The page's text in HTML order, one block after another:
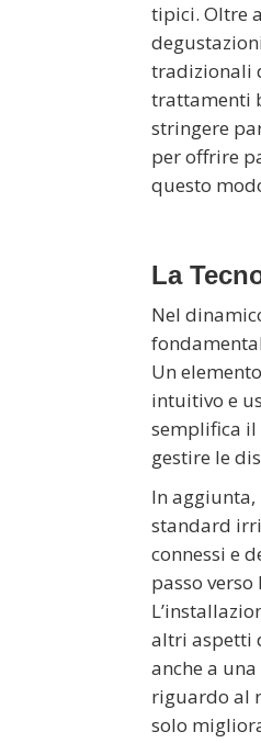
tipici. Oltre
tradizionali
trattamenti
stringere
per offrire
questo
La
Nel
Un
intuitivo e
semplifica il
gestire le
In aggiunta,
standard
connessi e
passo
altri aspetti
anche a
riguardo al
solo